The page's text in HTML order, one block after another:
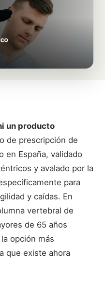
un producto
de prescripción de
en España, validado
y avalado por la
para
y caídas. En
vertebral de
de 65 años
opción más
que existe ahora